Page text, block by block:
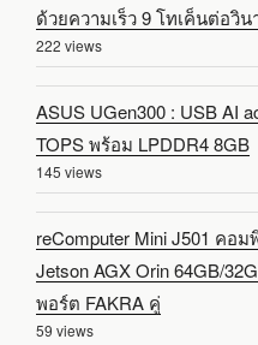
ด้วยความเร็ว 9 โทเค็นต่อวิน
222 views
ASUS UGen300 : USB AI
TOPS พร้อม LPDDR4 8GB
145 views
reComputer Mini J501 คอม
Jetson AGX Orin 64GB/
พอร์ต FAKRA คู่
59 views